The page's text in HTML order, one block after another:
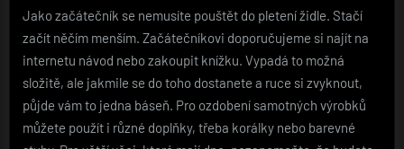
Jako začátečník se nemusíte pouštět do pletení židle. Stačí
začít něčím menším. Začátečníkovi doporučujeme si najít na
internetu návod nebo zakoupit knížku. Vypadá to možná
složitě, ale jakmile se do toho dostanete a ruce si zvyknout,
půjde vám to jedna báseň. Pro ozdobení samotných výrobků
můžete použít i různé doplňky, třeba korálky nebo barevné